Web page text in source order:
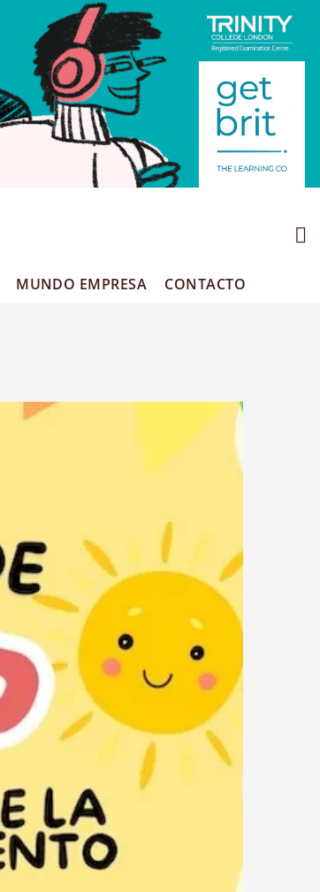
MUNDO EMPRESA CONTACTO